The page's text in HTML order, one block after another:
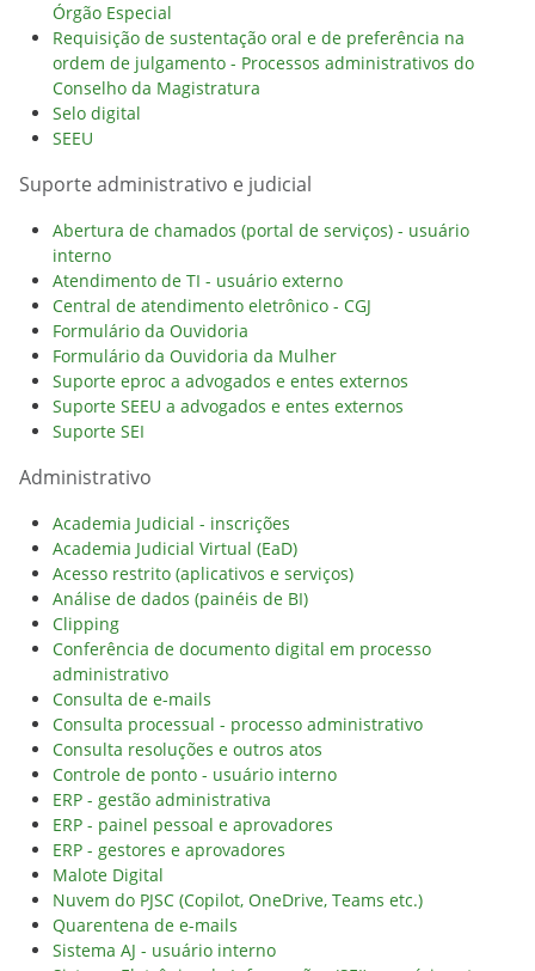
Órgão Especial
Requisição de sustentação oral e de preferência na
ordem de julgamento - Processos administrativos do
Conselho da Magistratura
Selo digital
SEEU
Suporte administrativo e judicial
Abertura de chamados (portal de serviços) - usuário
interno
Atendimento de TI - usuário externo
Central de atendimento eletrônico - CGJ
Formulário da Ouvidoria
Formulário da Ouvidoria da Mulher
Suporte eproc a advogados e entes externos
Suporte SEEU a advogados e entes externos
Suporte SEI
Administrativo
Academia Judicial - inscrições
Academia Judicial Virtual (EaD)
Acesso restrito (aplicativos e serviços)
Análise de dados (painéis de BI)
Clipping
Conferência de documento digital em processo
administrativo
Consulta de e-mails
Consulta processual - processo administrativo
Consulta resoluções e outros atos
Controle de ponto - usuário interno
ERP - gestão administrativa
ERP - painel pessoal e aprovadores
ERP - gestores e aprovadores
Malote Digital
Nuvem do PJSC (Copilot, OneDrive, Teams etc.)
Quarentena de e-mails
Sistema AJ - usuário interno